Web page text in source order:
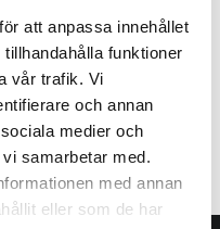
att anpassa innehållet
funktioner
vår trafik. Vi
och annan
medier och
samarbetar med.
med annan
eller som de har